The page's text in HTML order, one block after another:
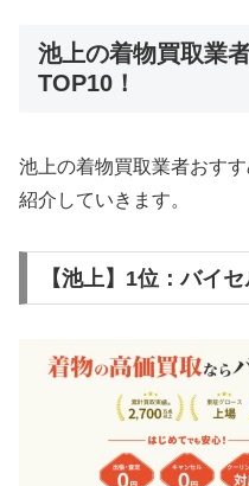
池上の着物買取業
TOP10！
池上の着物買取業者おす
紹介していきます。
【池上】1位：バイ